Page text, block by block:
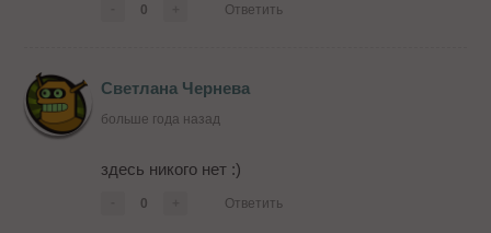
0 Ответить
Светлана Чернева
больше года назад
здесь никого нет :)
0 Ответить